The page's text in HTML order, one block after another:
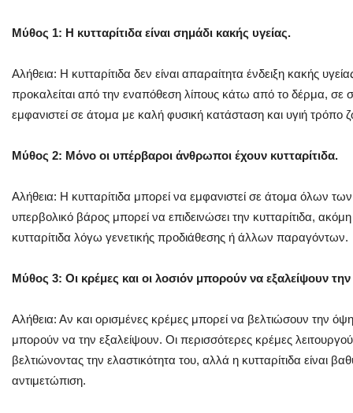
Μύθος 1: Η κυτταρίτιδα είναι σημάδι κακής υγείας.
Αλήθεια: Η κυτταρίτιδα δεν είναι απαραίτητα ένδειξη κακής
προκαλείται από την εναπόθεση λίπους κάτω από το δέρμα, σε
εμφανιστεί σε άτομα με καλή φυσική κατάσταση και υγιή τρόπο
Μύθος 2: Μόνο οι υπέρβαροι άνθρωποι έχουν κυτταρίτιδα.
Αλήθεια: Η κυτταρίτιδα μπορεί να εμφανιστεί σε άτομα όλων
υπερβολικό βάρος μπορεί να επιδεινώσει την κυτταρίτιδα,
κυτταρίτιδα λόγω γενετικής προδιάθεσης ή άλλων παραγόντων.
Μύθος 3: Οι κρέμες και οι λοσιόν μπορούν να εξαλείψουν την
Αλήθεια: Αν και ορισμένες κρέμες μπορεί να βελτιώσουν την
μπορούν να την εξαλείψουν. Οι περισσότερες κρέμες
βελτιώνοντας την ελαστικότητα του, αλλά η κυτταρίτιδα είναι
αντιμετώπιση.